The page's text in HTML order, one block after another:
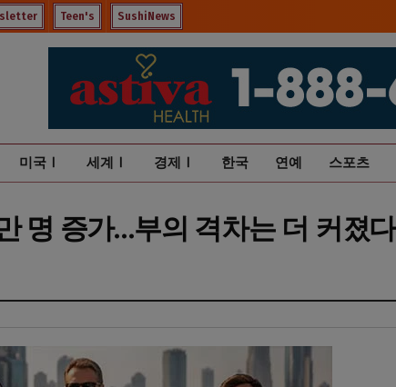
Teen's SushiNews
미국Ⅰ 세계Ⅰ 경제Ⅰ 한국 연예 스포츠
명 증가…부의 격차는 더 커졌다